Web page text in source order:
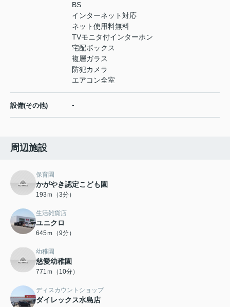
BS
インターネット対応
ネット使用料無料
TVモニタ付インターホン
宅配ボックス
複層ガラス
防犯カメラ
エアコン全室
設備(その他) -
周辺施設
保育園
かがやき認定こども園
193ｍ（3分）
生活雑貨店
ユニクロ
645ｍ（9分）
幼稚園
慈愛幼稚園
771ｍ（10分）
ディスカウントショップ
ダイレックス水島店